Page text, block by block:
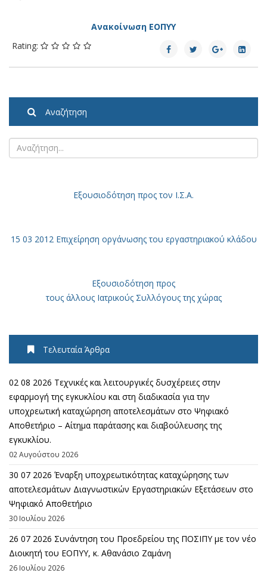
Ανακοίνωση ΕΟΠΥΥ
Rating:
Αναζήτηση
Εξουσιοδότηση προς τον Ι.Σ.Α.
15 03 2012 Επιχείρηση οργάνωσης του εργαστηριακού κλάδου
Εξουσιοδότηση προς
τους άλλους Ιατρικούς Συλλόγους της χώρας
Τελευταία Άρθρα
02 08 2026 Τεχνικές και λειτουργικές δυσχέρειες στην
εφαρμογή της εγκυκλίου και στη διαδικασία για την
υποχρεωτική καταχώρηση αποτελεσμάτων στο Ψηφιακό
Αποθετήριο – Αίτημα παράτασης και διαβούλευσης της
εγκυκλίου.
02 Αυγούστου 2026
30 07 2026 Έναρξη υποχρεωτικότητας καταχώρησης των
αποτελεσμάτων Διαγνωστικών Εργαστηριακών Εξετάσεων στο
Ψηφιακό Αποθετήριο
30 Ιουλίου 2026
26 07 2026 Συνάντηση του Προεδρείου της ΠΟΣΙΠΥ με τον νέο
Διοικητή του ΕΟΠΥΥ, κ. Αθανάσιο Ζαμάνη
26 Ιουλίου 2026